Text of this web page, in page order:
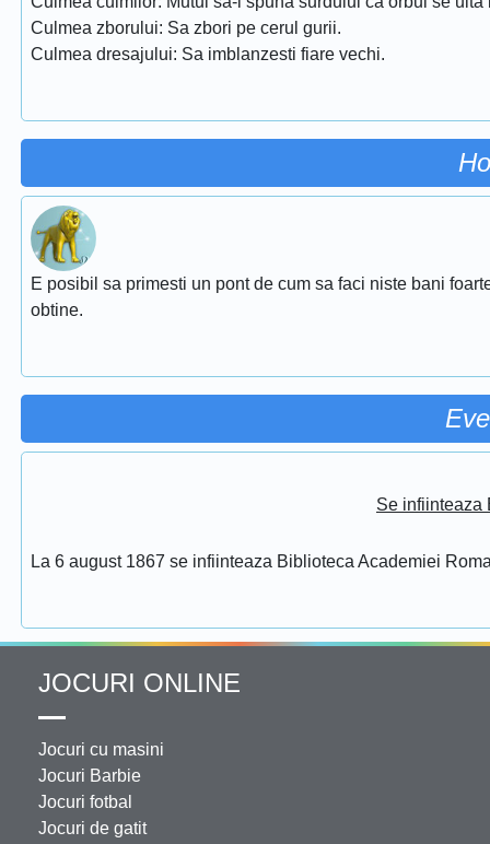
Culmea zborului: Sa zbori pe cerul gurii.
Culmea dresajului: Sa imblanzesti fiare vechi.
E posibil sa primesti un pont de cum sa faci niste bani
obtine.
Se infiinteaza
La 6 august 1867 se infiinteaza Biblioteca Academiei
JOCURI ONLINE
Jocuri cu masini
Jocuri Barbie
Jocuri fotbal
Jocuri de gatit